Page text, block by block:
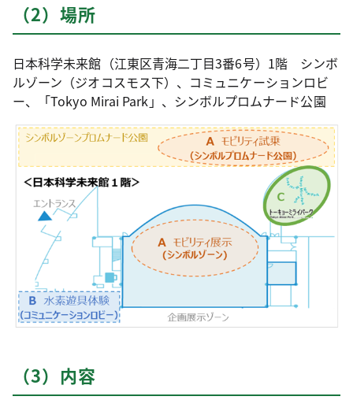
（2）場所
日本科学未来館（江東区青海二丁目3番6号）1階 シンボ
ルゾーン（ジオコスモス下）、コミュニケーションロビ
ー、「Tokyo Mirai Park」、シンボルプロムナード公園
（3）内容